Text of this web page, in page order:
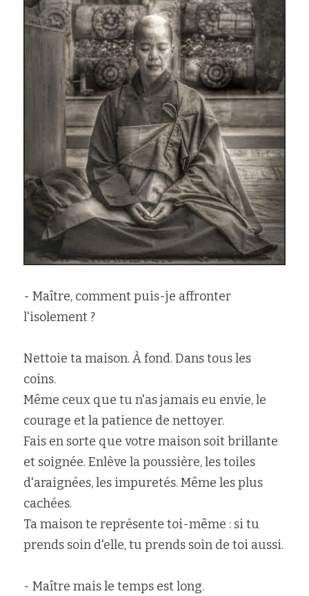
Rechercher
- Maître, comment puis-je affronter
l'isolement ?
Nettoie ta maison. À fond. Dans tous les
coins.
Même ceux que tu n'as jamais eu envie, le
courage et la patience de nettoyer.
Fais en sorte que votre maison soit brillante
et soignée. Enlève la poussière, les toiles
d'araignées, les impuretés. Même les plus
cachées.
Ta maison te représente toi-même : si tu
prends soin d'elle, tu prends soin de toi aussi.
- Maître mais le temps est long.